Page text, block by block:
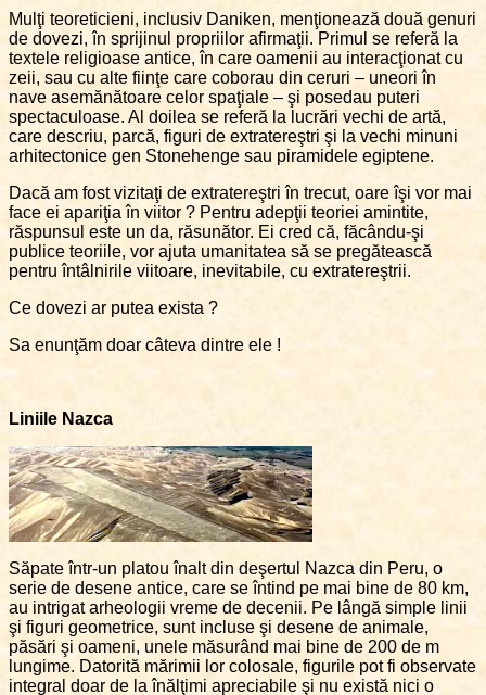
Mulţi teoreticieni, inclusiv Daniken, menţionează două genuri
de dovezi, în sprijinul propriilor afirmaţii. Primul se referă la
textele religioase antice, în care oamenii au interacţionat cu
zeii, sau cu alte fiinţe care coborau din ceruri – uneori în
nave asemănătoare celor spaţiale – şi posedau puteri
spectaculoase. Al doilea se referă la lucrări vechi de artă,
care descriu, parcă, figuri de extratereştri şi la vechi minuni
arhitectonice gen Stonehenge sau piramidele egiptene.
Dacă am fost vizitaţi de extratereştri în trecut, oare îşi vor mai
face ei apariţia în viitor ? Pentru adepţii teoriei amintite,
răspunsul este un da, răsunător. Ei cred că, făcându-şi
publice teoriile, vor ajuta umanitatea să se pregătească
pentru întâlnirile viitoare, inevitabile, cu extratereştrii.
Ce dovezi ar putea exista ?
Sa enunţăm doar câteva dintre ele !
Liniile Nazca
Săpate într-un platou înalt din deşertul Nazca din Peru, o
serie de desene antice, care se întind pe mai bine de 80 km,
au intrigat arheologii vreme de decenii. Pe lângă simple linii
şi figuri geometrice, sunt incluse şi desene de animale,
păsări şi oameni, unele măsurând mai bine de 200 de m
lungime. Datorită mărimii lor colosale, figurile pot fi observate
integral doar de la înălţimi apreciabile şi nu există nici o